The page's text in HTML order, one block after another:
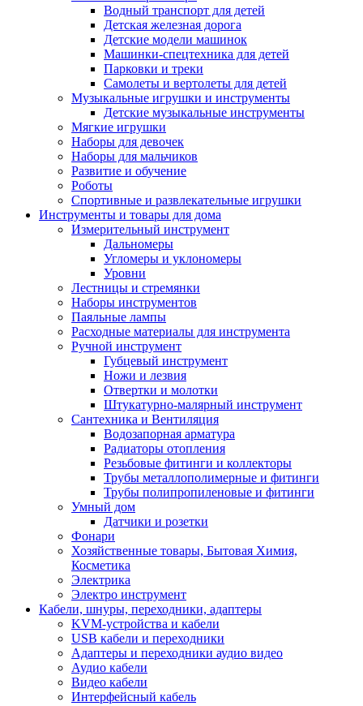
Водный транспорт для детей
Детская железная дорога
Детские модели машинок
Машинки-спецтехника для детей
Парковки и треки
Самолеты и вертолеты для детей
Музыкальные игрушки и инструменты
Детские музыкальные инструменты
Мягкие игрушки
Наборы для девочек
Наборы для мальчиков
Развитие и обучение
Роботы
Спортивные и развлекательные игрушки
Инструменты и товары для дома
Измерительный инструмент
Дальномеры
Угломеры и уклономеры
Уровни
Лестницы и стремянки
Наборы инструментов
Паяльные лампы
Расходные материалы для инструмента
Ручной инструмент
Губцевый инструмент
Ножи и лезвия
Отвертки и молотки
Штукатурно-малярный инструмент
Сантехника и Вентиляция
Водозапорная арматура
Радиаторы отопления
Резьбовые фитинги и коллекторы
Трубы металлополимерные и фитинги
Трубы полипропиленовые и фитинги
Умный дом
Датчики и розетки
Фонари
Хозяйственные товары, Бытовая Химия,
Косметика
Электрика
Электро инструмент
Кабели, шнуры, переходники, адаптеры
KVM-устройства и кабели
USB кабели и переходники
Адаптеры и переходники аудио видео
Аудио кабели
Видео кабели
Интерфейсный кабель